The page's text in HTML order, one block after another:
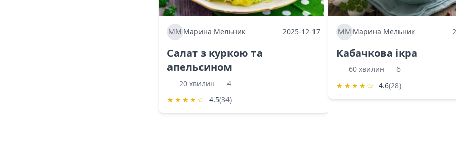
ММ Марина Мельник 2025-12-17
Салат з куркою та
апельсином
20 хвилин
4
★ ★ ★ ★ ☆ 4.5(34)
ММ Марина Мельник
Кабачкова ікра
60 хвилин
6
★ ★ ★ ★ ☆ 4.6(28)